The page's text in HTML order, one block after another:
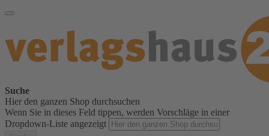
Suche
Hier den ganzen Shop durchsuchen
Wenn Sie in dieses Feld tippen, werden Vorschläge in einer
Dropdown-Liste angezeigt